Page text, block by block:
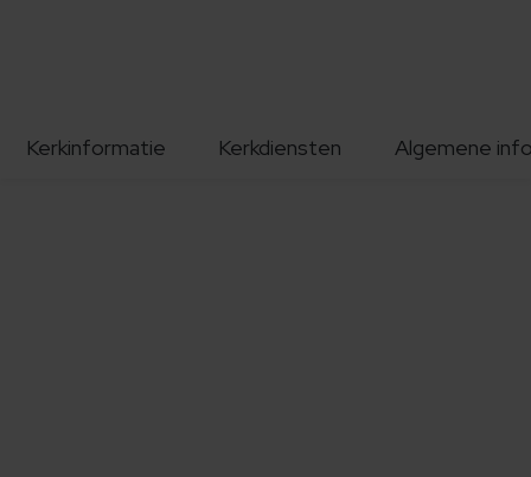
Kerkinformatie Kerkdiensten Algemene